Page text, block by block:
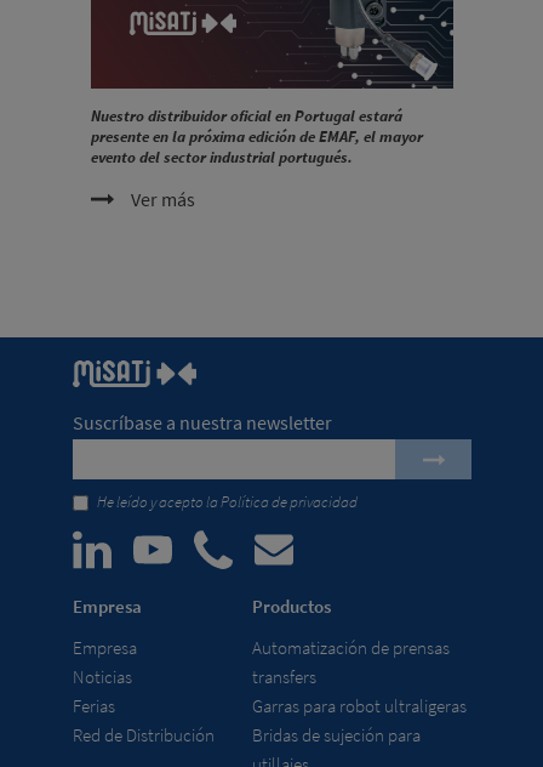
Nuestro distribuidor oficial en Portugal estará
presente en la próxima edición de EMAF, el mayor
evento del sector industrial portugués.
Ver más
Suscríbase a nuestra newsletter
He leído y acepto laPolítica de privacidad
Empresa
Empresa
Noticias
Ferias
Red de Distribución
Productos
Automatización de prensas
transfers
Garras para robot ultraligeras
Bridas de sujeción para